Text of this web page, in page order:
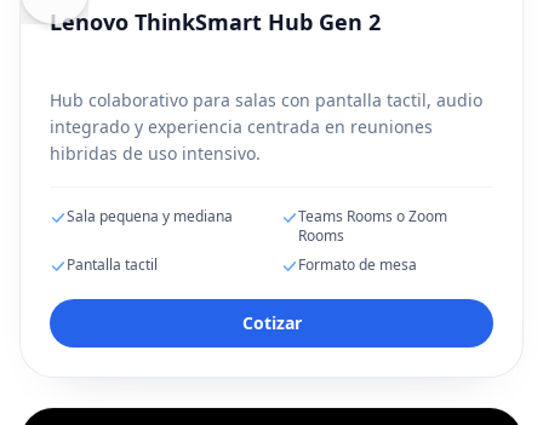
Lenovo ThinkSmart Hub Gen 2
Hub colaborativo para salas con pantalla tactil, audio
integrado y experiencia centrada en reuniones
hibridas de uso intensivo.
Sala pequena y mediana
Teams Rooms o Zoom
Rooms
Pantalla tactil
Formato de mesa
Cotizar